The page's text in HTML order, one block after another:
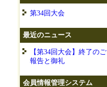
第34回大会
最近のニュース
【第34回大会】終了のご
報告と御礼
会員情報管理システム